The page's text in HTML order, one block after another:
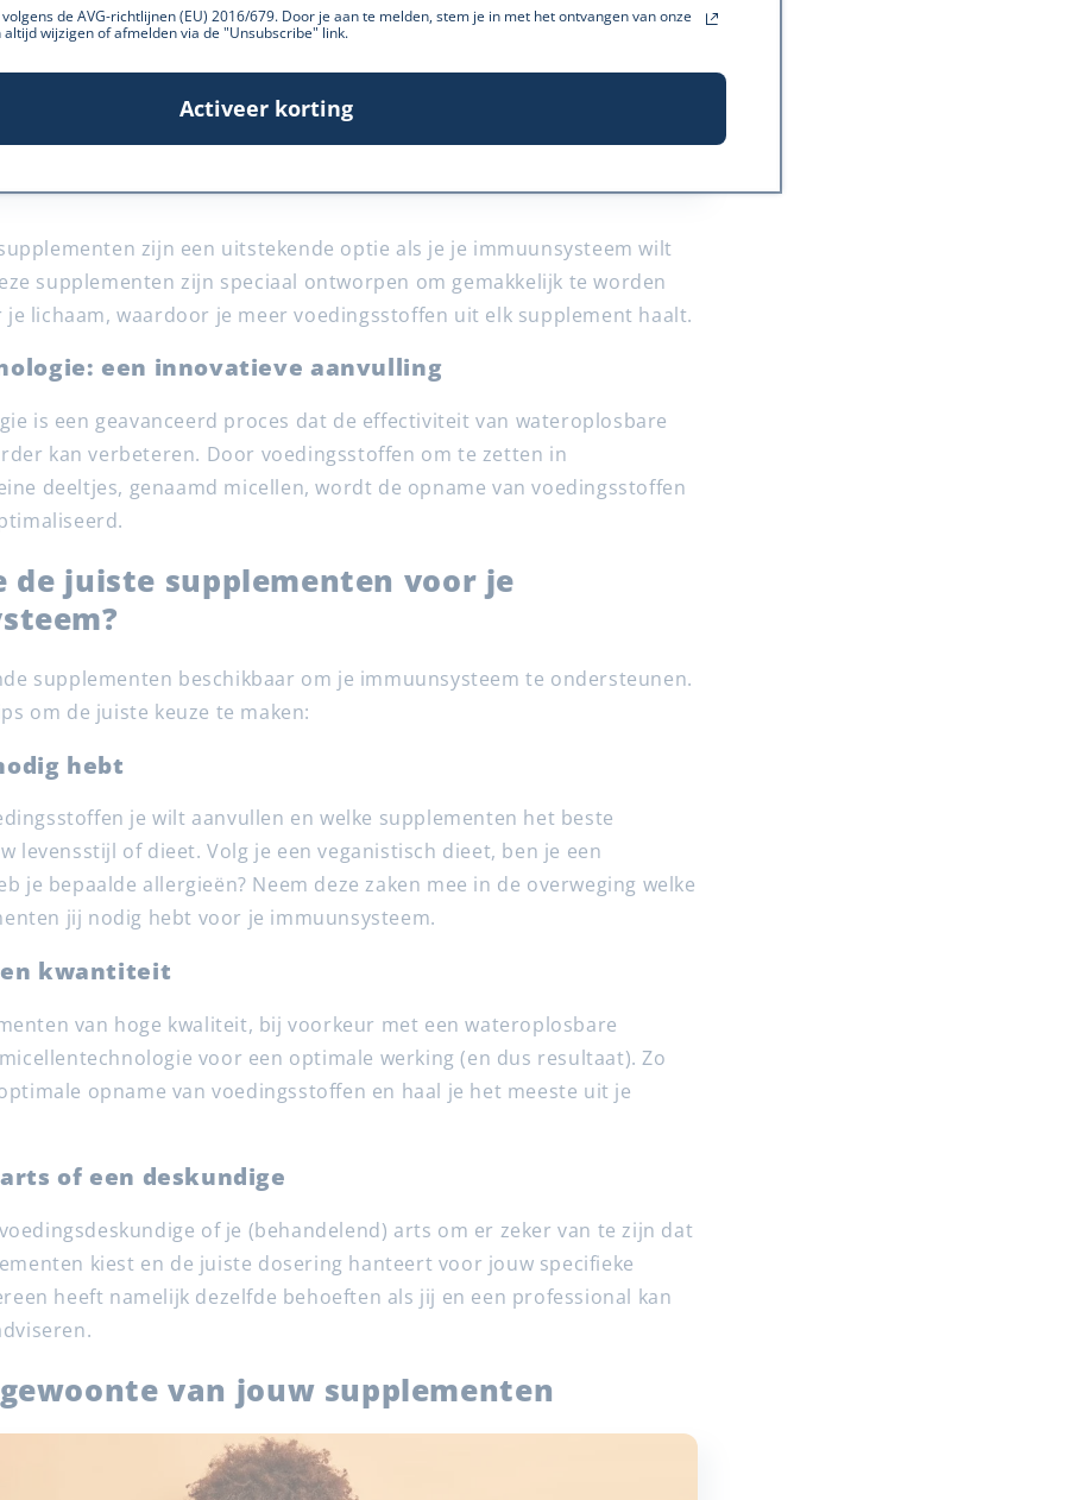
zijn een uitstekende optie als je je immuunsysteem wilt
supplementen zijn speciaal ontworpen om gemakkelijk te worden
lichaam, waardoor je meer voedingsstoffen uit elk supplement haalt.
een innovatieve aanvulling
is een geavanceerd proces dat de effectiviteit van wateroplosbare
kan verbeteren. Door voedingsstoffen om te zetten in
deeltjes, genaamd micellen, wordt de opname van voedingsstoffen
de juiste supplementen voor je
supplementen beschikbaar om je immuunsysteem te ondersteunen.
om de juiste keuze te maken:
hebt
je wilt aanvullen en welke supplementen het beste
levensstijl of dieet. Volg je een veganistisch dieet, ben je een
je bepaalde allergieën? Neem deze zaken mee in de overweging welke
jij nodig hebt voor je immuunsysteem.
kwantiteit
van hoge kwaliteit, bij voorkeur met een wateroplosbare
voor een optimale werking (en dus resultaat). Zo
opname van voedingsstoffen en haal je het meeste uit je
of een deskundige
of je (behandelend) arts om er zeker van te zijn dat
kiest en de juiste dosering hanteert voor jouw specifieke
heeft namelijk dezelfde behoeften als jij en een professional kan
van jouw supplementen
de AVG-richtlijnen (EU) 2016/679. Door je aan te melden, stem je in met het ontvangen van onze
altijd wijzigen of afmelden via de "Unsubscribe" link.
Activeer korting